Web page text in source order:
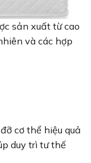
sản xuất từ cao
và các hợp
cơ thể hiệu quả
duy trì tư thế